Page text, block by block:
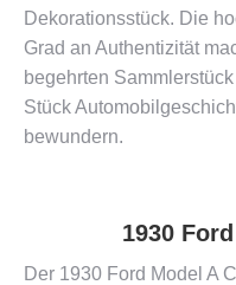
Dekorationsstück. Die
Grad an Authentizität
begehrten
Stück
bewundern​​.
1930
Der 1930 Ford Model A